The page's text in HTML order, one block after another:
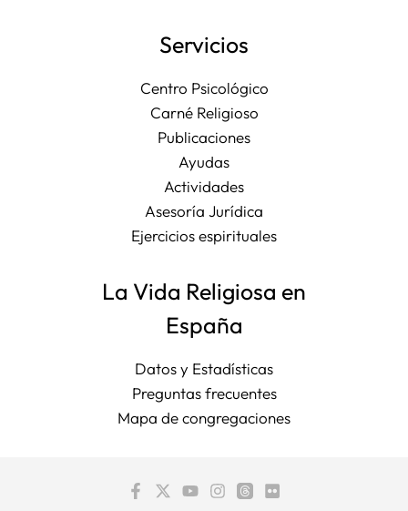
Servicios
Centro Psicológico
Carné Religioso
Publicaciones
Ayudas
Actividades
Asesoría Jurídica
Ejercicios espirituales
La Vida Religiosa en
España
Datos y Estadísticas
Preguntas frecuentes
Mapa de congregaciones